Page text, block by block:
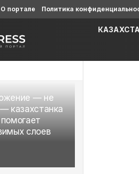
— не
казахстанка
слоев
О портале Политика